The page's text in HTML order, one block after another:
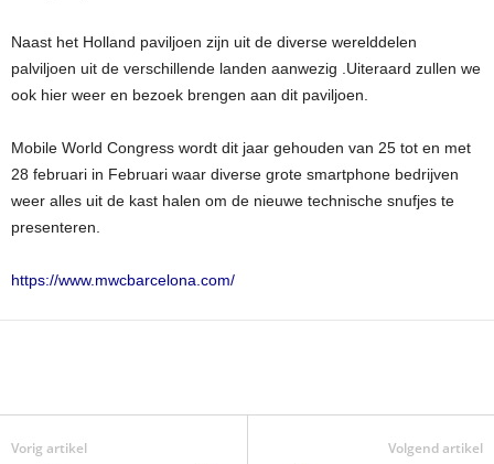
Naast het Holland paviljoen zijn uit de diverse werelddelen
palviljoen uit de verschillende landen aanwezig .Uiteraard zullen we
ook hier weer en bezoek brengen aan dit paviljoen.
Mobile World Congress wordt dit jaar gehouden van 25 tot en met
28 februari in Februari waar diverse grote smartphone bedrijven
weer alles uit de kast halen om de nieuwe technische snufjes te
presenteren.
https://www.mwcbarcelona.com/
Vorig artikel Volgend artikel